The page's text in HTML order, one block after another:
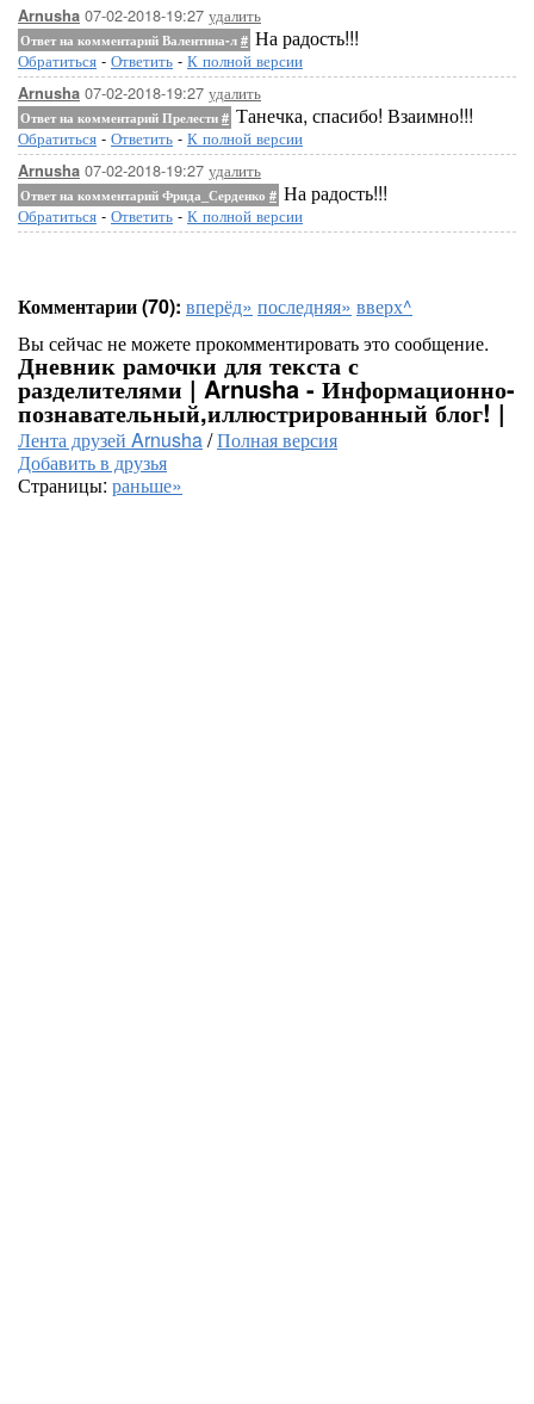
Arnusha 07-02-2018-19:27 удалить
Ответ на комментарий Валентина-л # На радость!!!
Обратиться - Ответить - К полной версии
Arnusha 07-02-2018-19:27 удалить
Ответ на комментарий Прелести # Танечка, спасибо! Взаимно!!!
Обратиться - Ответить - К полной версии
Arnusha 07-02-2018-19:27 удалить
Ответ на комментарий Фрида_Серденко # На радость!!!
Обратиться - Ответить - К полной версии
Комментарии (70): вперёд» последняя» вверх^
Вы сейчас не можете прокомментировать это сообщение.
Дневник рамочки для текста с
разделителями | Arnusha - Информационно-
познавательный,иллюстрированный блог! |
Лента друзей Arnusha/Полная версия
Добавить в друзья
Страницы: раньше»